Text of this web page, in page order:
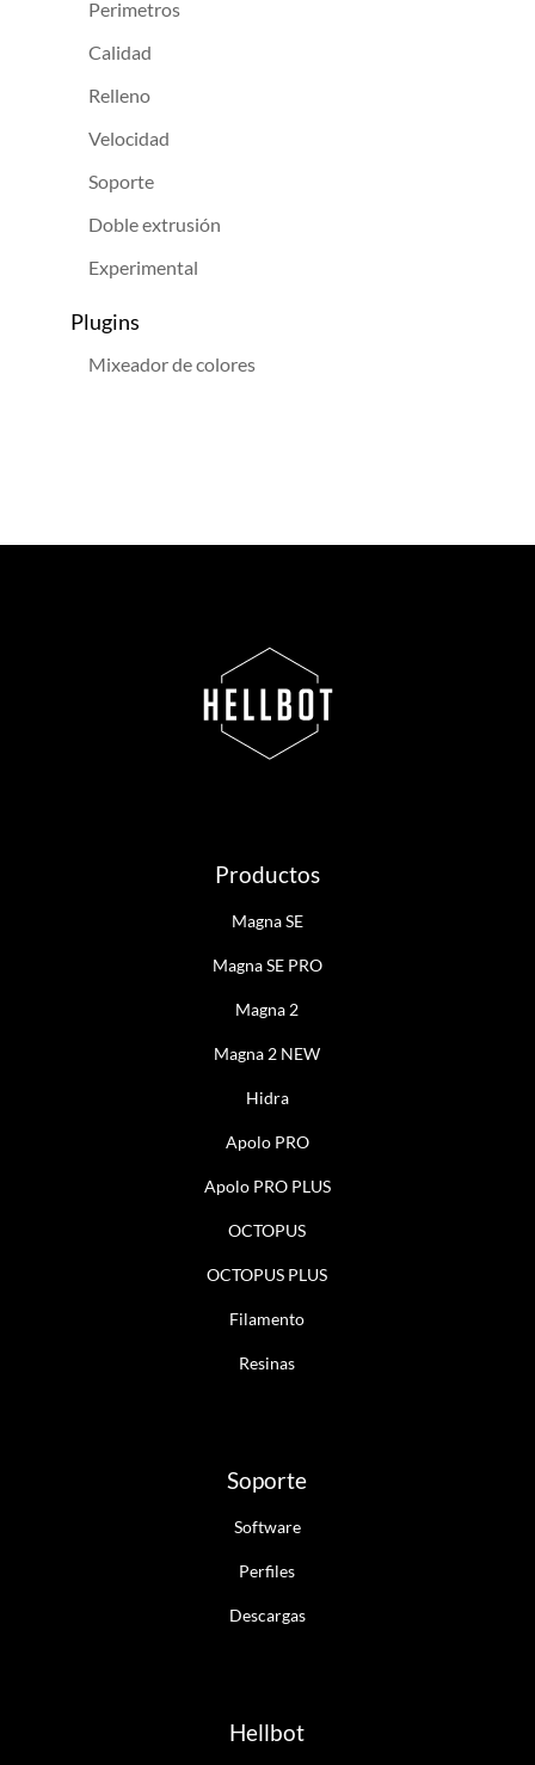
Perimetros
Calidad
Relleno
Velocidad
Soporte
Doble extrusión
Experimental
Plugins
Mixeador de colores
Productos
Magna SE
Magna SE PRO
Magna 2
Magna 2 NEW
Hidra
Apolo PRO
Apolo PRO PLUS
OCTOPUS
OCTOPUS PLUS
Filamento
Resinas
Soporte
Software
Perfiles
Descargas
Hellbot